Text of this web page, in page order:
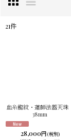
21件
血糸龍紋・蓮師法器天珠
38mm
28,000円(税別)